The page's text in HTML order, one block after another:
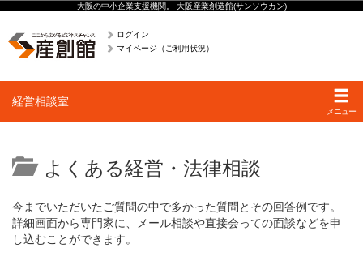
大阪の中小企業支援機関。 大阪産業創造館(サンソウカン)
ログイン
マイページ（ご利用状況）
Toggle
メニュー
経営相談室
よくある経営・法律相談
今までいただいたご質問の中で多かった質問とその回答例です。
詳細画面から専門家に、メール相談や直接会っての面談などを申
し込むことができます。